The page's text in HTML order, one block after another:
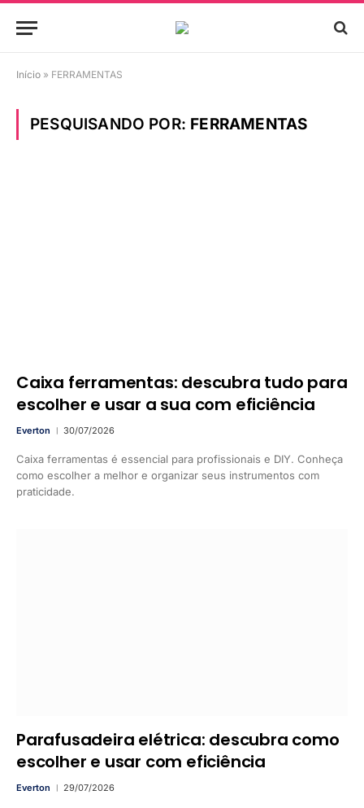
Início » FERRAMENTAS
PESQUISANDO POR: FERRAMENTAS
Caixa ferramentas: descubra tudo para
escolher e usar a sua com eficiência
Everton 30/07/2026
Caixa ferramentas é essencial para profissionais e DIY. Conheça
como escolher a melhor e organizar seus instrumentos com
praticidade.
Parafusadeira elétrica: descubra como
escolher e usar com eficiência
Everton 29/07/2026